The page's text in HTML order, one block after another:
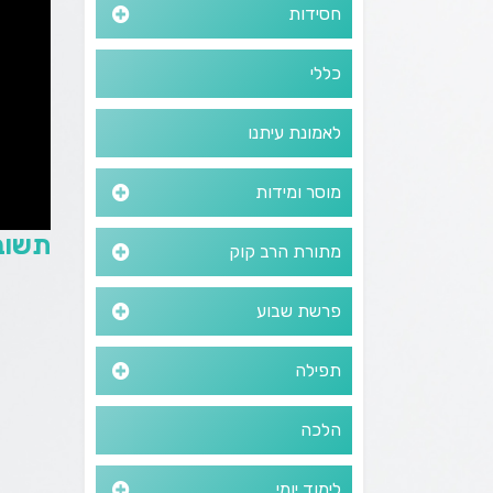
חסידות
כללי
לאמונת עיתנו
מוסר ומידות
מתורת הרב קוק
פרשת שבוע
תפילה
הלכה